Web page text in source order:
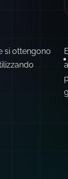
ottengono